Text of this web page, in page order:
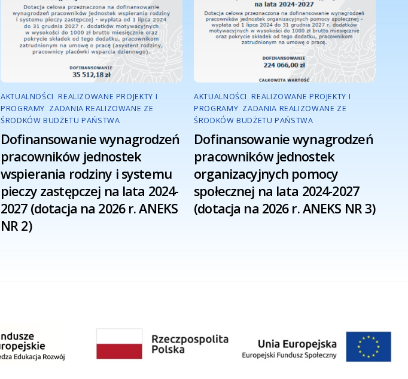
AKTUALNOŚCI ,REALIZOWANE PROJEKTY I
PROGRAMY ZADANIA REALIZOWANE ZE
ŚRODKÓW BUDŻETU PAŃSTWA
Dofinansowanie wynagrodzeń
pracowników jednostek
wspierania rodziny i systemu
pieczy zastępczej na lata 2024-
2027 (dotacja na 2026 r. ANEKS
NR 2)
AKTUALNOŚCI ,REALIZOWANE PROJEKTY I
PROGRAMY ZADANIA REALIZOWANE ZE
ŚRODKÓW BUDŻETU PAŃSTWA
Dofinansowanie wynagrodzeń
pracowników jednostek
organizacyjnych pomocy
społecznej na lata 2024-2027
(dotacja na 2026 r. ANEKS NR 3)